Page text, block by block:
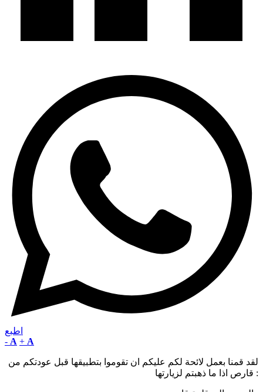
اطبع
- A + A
لقد قمنا بعمل لائحة لكم عليكم ان تقوموا بتطبيقها قبل عودتكم من
قارص اذا ما ذهبتم لزيارتها :